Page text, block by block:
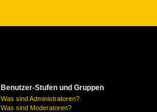
Benutzer-Stufen und Gruppen
Was sind Administratoren?
Was sind Moderatoren?